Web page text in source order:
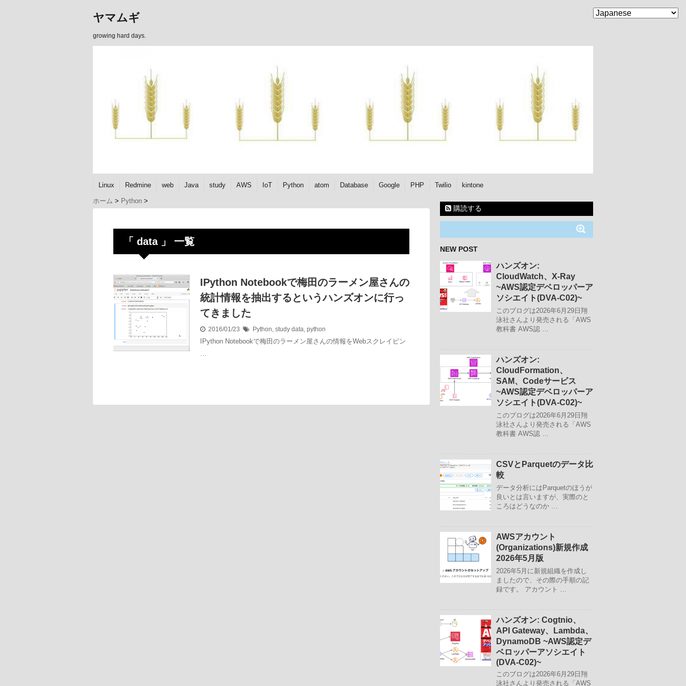
ヤマムギ
growing hard days.
Linux Redmine web Java study AWS IoT Python atom Database Google PHP Twilio kintone
ホーム > Python >
「 data 」 一覧
IPython Notebookで梅田のラーメン屋さんの
統計情報を抽出するというハンズオンに行っ
てきました
2016/01/23 Python, study data, python
IPython Notebookで梅田のラーメン屋さんの情報をWebスクレイピン
…
購読する
NEW POST
ハンズオン:
CloudWatch、X-Ray
~AWS認定デベロッパーア
ソシエイト(DVA-C02)~
このブログは2026年6月29日翔
泳社さんより発売される「AWS
教科書 AWS認 …
ハンズオン:
CloudFormation、
SAM、Codeサービス
~AWS認定デベロッパーア
ソシエイト(DVA-C02)~
このブログは2026年6月29日翔
泳社さんより発売される「AWS
教科書 AWS認 …
CSVとParquetのデータ比
較
データ分析にはParquetのほうが
良いとは言いますが、実際のと
ころはどうなのか …
AWSアカウント
(Organizations)新規作成
2026年5月版
2026年5月に新規組織を作成し
ましたので、その際の手順の記
録です。 アカウント …
ハンズオン: Cogtnio、
API Gateway、Lambda、
DynamoDB ~AWS認定デ
ベロッパーアソシエイト
(DVA-C02)~
このブログは2026年6月29日翔
泳社さんより発売される「AWS